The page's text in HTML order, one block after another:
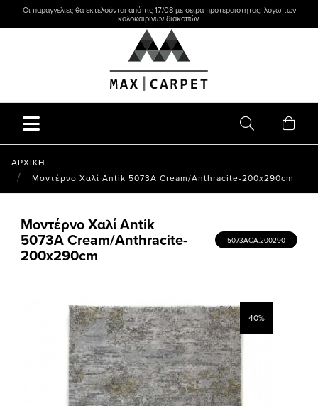
Οι παραγγελίες θα εκτελούνται από τις 17/08 με σειρά προτεραιότητας, λόγω των
καλοκαιρινών διακοπών.
ΑΡΧΙΚΗ
Μοντέρνο Χαλί Antik 5073A Cream/Anthracite-200x290cm
Μοντέρνο Χαλί Antik
5073A Cream/Anthracite-
200x290cm
5073ACA.200290
40%